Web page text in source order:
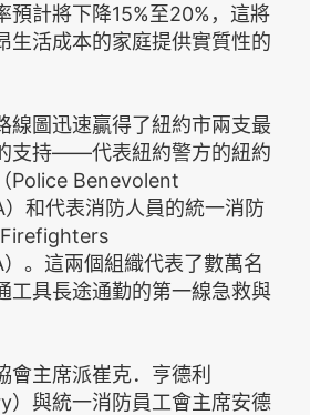
預計將下降15%至20%，這將
生活成本的家庭提供實質性的
線圖迅速贏得了紐約市兩支最
支持——代表紐約警方的紐約
Police Benevolent
和代表消防人員的統一消防
。這兩個組織代表了數萬名
工具長途通勤的第一線急救與
會主席派崔克．亨德利
）與統一消防員工會主席安德